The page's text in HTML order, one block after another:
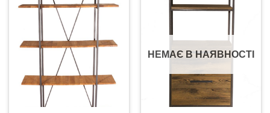
НЕМАЄ В НАЯВНОСТІ